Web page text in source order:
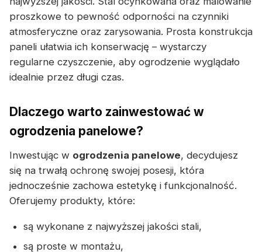
proszkowe to pewność odporności na czynniki
atmosferyczne oraz zarysowania. Prosta konstrukcja
paneli ułatwia ich konserwację – wystarczy
regularne czyszczenie, aby ogrodzenie wyglądało
idealnie przez długi czas.
Dlaczego warto zainwestować w
ogrodzenia panelowe?
Inwestując w ogrodzenia panelowe, decydujesz
się na trwałą ochronę swojej posesji, która
jednocześnie zachowa estetykę i funkcjonalność.
Oferujemy produkty, które:
są wykonane z najwyższej jakości stali,
są proste w montażu,